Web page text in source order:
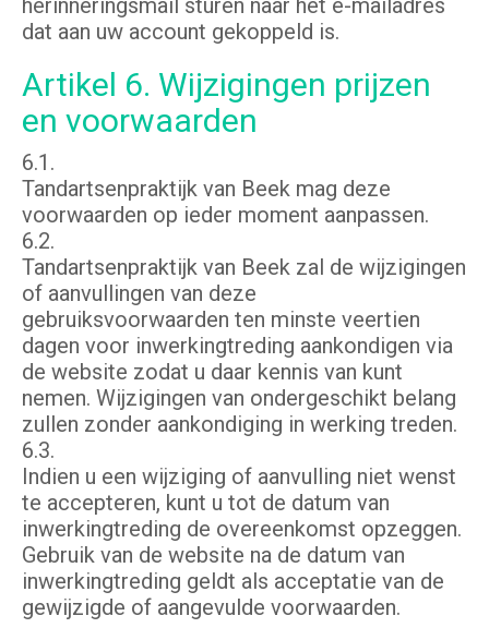
herinneringsmail sturen naar het e-mailadres
dat aan uw account gekoppeld is.
Artikel 6. Wijzigingen prijzen
en voorwaarden
6.1.
Tandartsenpraktijk van Beek mag deze
voorwaarden op ieder moment aanpassen.
6.2.
Tandartsenpraktijk van Beek zal de wijzigingen
of aanvullingen van deze
gebruiksvoorwaarden ten minste veertien
dagen voor inwerkingtreding aankondigen via
de website zodat u daar kennis van kunt
nemen. Wijzigingen van ondergeschikt belang
zullen zonder aankondiging in werking treden.
6.3.
Indien u een wijziging of aanvulling niet wenst
te accepteren, kunt u tot de datum van
inwerkingtreding de overeenkomst opzeggen.
Gebruik van de website na de datum van
inwerkingtreding geldt als acceptatie van de
gewijzigde of aangevulde voorwaarden.